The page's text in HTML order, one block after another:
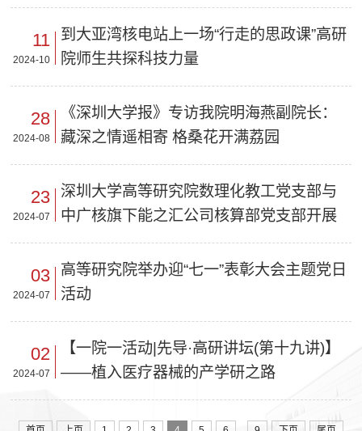
11
2024-10
到大亚湾核电站上一场“行走的思政课”高研
院师生共探科技力量
28
2024-08
《深圳大学报》专访我院明海燕副院长：
藏深之情遥相寄 格桑花开满荔园
23
2024-07
深圳大学高等研究院数理化教工党支部与
中广核旗下能之汇公司核算部党支部开展
“携手并进﹒AI共赢”联学联建活动
03
2024-07
高等研究院举办迎“七一”表彰大会主题党日
活动
02
2024-07
【一院一活动|先导·高研讲坛(第十九讲)】
——植入医疗器械的产学研之路